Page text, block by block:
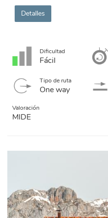
Detalles
Dificultad
Fácil
Tipo de ruta
One way
Valoración
MIDE